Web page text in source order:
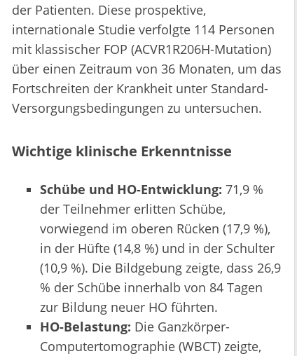
der Patienten. Diese prospektive,
internationale Studie verfolgte 114 Personen
mit klassischer FOP (ACVR1R206H-Mutation)
über einen Zeitraum von 36 Monaten, um das
Fortschreiten der Krankheit unter Standard-
Versorgungsbedingungen zu untersuchen.
Wichtige klinische Erkenntnisse
Schübe und HO-Entwicklung: 71,9 %
der Teilnehmer erlitten Schübe,
vorwiegend im oberen Rücken (17,9 %),
in der Hüfte (14,8 %) und in der Schulter
(10,9 %). Die Bildgebung zeigte, dass 26,9
% der Schübe innerhalb von 84 Tagen
zur Bildung neuer HO führten.
HO-Belastung: Die Ganzkörper-
Computertomographie (WBCT) zeigte,